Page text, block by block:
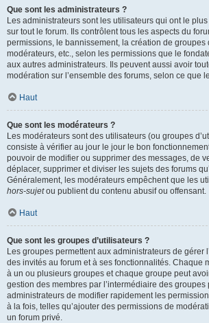
Que sont les administrateurs ?
Les administrateurs sont les utilisateurs qui ont le
sur tout le forum. Ils contrôlent tous les aspects du
permissions, le bannissement, la création de groupes
modérateurs, etc., selon les permissions que le
aux autres administrateurs. Ils peuvent aussi avoir
modération sur l’ensemble des forums, selon ce que
Haut
Que sont les modérateurs ?
Les modérateurs sont des utilisateurs (ou groupes
consiste à vérifier au jour le jour le bon
pouvoir de modifier ou supprimer des messages, de
déplacer, supprimer et diviser les sujets des forums
Généralement, les modérateurs empêchent que les
hors-sujetou publient du contenu abusif ou offensant.
Haut
Que sont les groupes d’utilisateurs ?
Les groupes permettent aux administrateurs de gérer
des invités au forum et à ses fonctionnalités. Chaque
à un ou plusieurs groupes et chaque groupe peut
gestion des membres par l’intermédiaire des groupes
administrateurs de modifier rapidement les
à la fois, telles qu’ajouter des permissions de
un forum privé.